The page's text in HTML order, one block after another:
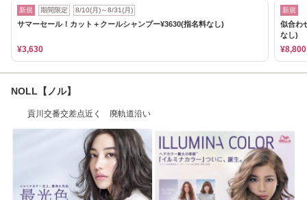
新規 期間限定 8/10(月)～8/31(月)
サマーセール！カット＋クールシャンプー¥3630(指名料なし)
¥3,630
新規
似合わ
なし)
¥8,800
NOLL【ノル】
貢川交番交差点近く 廃軌道沿い